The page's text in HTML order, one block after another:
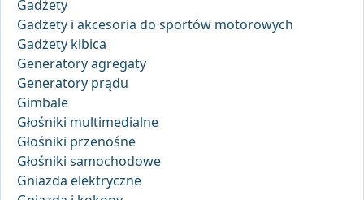
Gadżety
Gadżety i akcesoria do sportów motorowych
Gadżety kibica
Generatory agregaty
Generatory prądu
Gimbale
Głośniki multimedialne
Głośniki przenośne
Głośniki samochodowe
Gniazda elektryczne